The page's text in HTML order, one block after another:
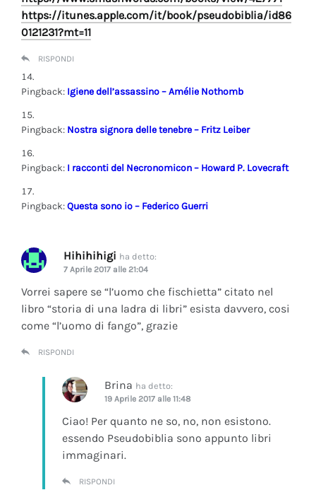
https://itunes.apple.com/it/book/pseudobiblia/id86
0121231?mt=11
RISPONDI
Pingback: Igiene dell’assassino – Amélie Nothomb
Pingback: Nostra signora delle tenebre – Fritz Leiber
Pingback: I racconti del Necronomicon – Howard P. Lovecraft
Pingback:Questa sono io – Federico Guerri
Hihihihigi ha detto:
7 Aprile 2017 alle 21:04
Vorrei sapere se “l’uomo che fischietta” citato nel
libro “storia di una ladra di libri” esista davvero, cosi
come “l’uomo di fango”, grazie
RISPONDI
Brina ha detto:
19 Aprile 2017 alle 11:48
Ciao! Per quanto ne so, no, non esistono.
essendo Pseudobiblia sono appunto libri
immaginari.
RISPONDI